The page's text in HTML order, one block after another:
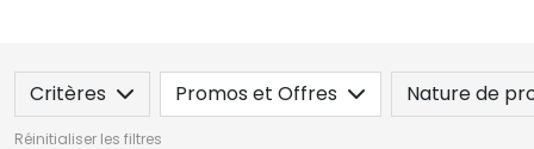
Critères Promos et Offres Nature de
Réinitialiser les filtres